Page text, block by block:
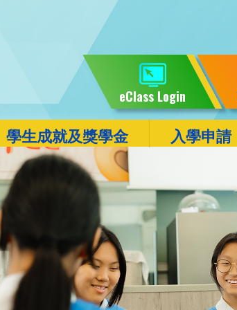
學生成就及獎學金 入學申請
eClass Login